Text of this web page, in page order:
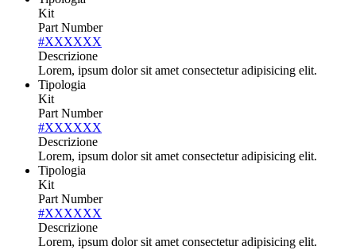
Kit
Part Number
#XXXXXX
Descrizione
Lorem, ipsum dolor sit amet consectetur adipisicing elit.
Tipologia
Kit
Part Number
#XXXXXX
Descrizione
Lorem, ipsum dolor sit amet consectetur adipisicing elit.
Tipologia
Kit
Part Number
#XXXXXX
Descrizione
Lorem, ipsum dolor sit amet consectetur adipisicing elit.